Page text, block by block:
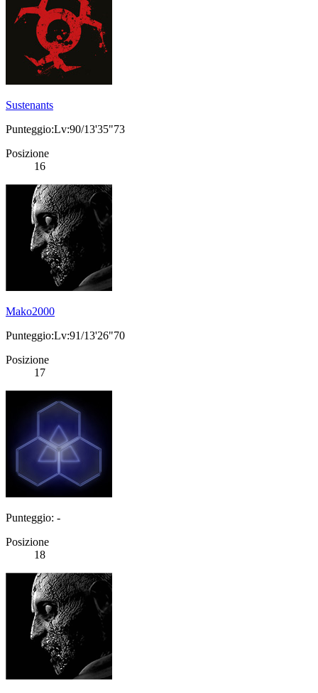
Sustenants
Punteggio:Lv:90/13'35"73
Posizione
16
Mako2000
Punteggio:Lv:91/13'26"70
Posizione
17
Punteggio: -
Posizione
18